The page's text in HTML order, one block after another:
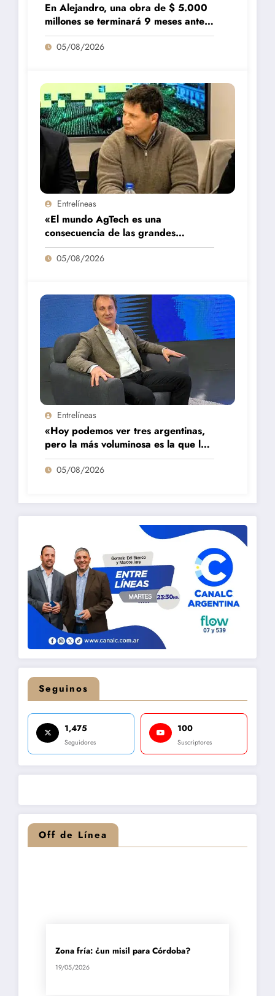
En Alejandro, una obra de $ 5.000
millones se terminará 9 meses antes
de lo previsto
05/08/2026
Entrelíneas
«El mundo AgTech es una
consecuencia de las grandes
fortalezas que tenemos en la región»
05/08/2026
Entrelíneas
«Hoy podemos ver tres argentinas,
pero la más voluminosa es la que la
está pasando mal»
05/08/2026
Seguinos
1,475
Seguidores
100
Suscriptores
Off de Línea
Zona fría: ¿un misil para Córdoba?
19/05/2026